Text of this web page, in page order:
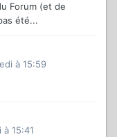
Forum (et de
été...
à 15:59
15:41